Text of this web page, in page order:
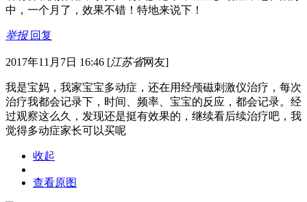
中，一个月了，效果不错！特地来说下！
举报 回复
2017年11月7日 16:46 [江苏省网友]
我是宝妈，我家宝宝多动症，还在用经颅磁刺激仪治疗，每次
治疗我都会记录下，时间、频率、宝宝的反应，都会记录。经
过观察这么久，发现还是挺有效果的，继续看后续治疗吧，我
觉得多动症家长可以买呢
收起
查看原图